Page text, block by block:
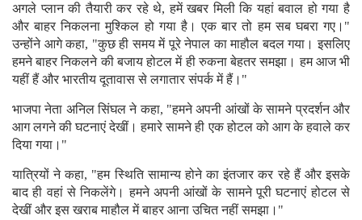
अगले प्लान की तैयारी कर रहे थे, हमें खबर मिली कि यहां बवाल हो गया है
और बाहर निकलना मुश्किल हो गया है। एक बार तो हम सब घबरा गए।"
उन्होंने आगे कहा, "कुछ ही समय में पूरे नेपाल का माहौल बदल गया। इसलिए
हमने बाहर निकलने की बजाय होटल में ही रुकना बेहतर समझा। हम आज भी
यहीं हैं और भारतीय दूतावास से लगातार संपर्क में हैं।"
भाजपा नेता अनिल सिंघल ने कहा, "हमने अपनी आंखों के सामने प्रदर्शन और
आग लगने की घटनाएं देखीं। हमारे सामने ही एक होटल को आग के हवाले कर
दिया गया।"
यात्रियों ने कहा, "हम स्थिति सामान्य होने का इंतजार कर रहे हैं और इसके
बाद ही वहां से निकलेंगे। हमने अपनी आंखों के सामने पूरी घटनाएं होटल से
देखीं और इस खराब माहौल में बाहर आना उचित नहीं समझा।"